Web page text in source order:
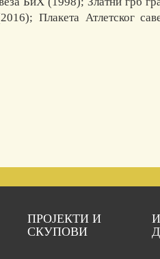
Плакета Атлетског
ПРОЈЕКТИ И
СКУПОВИ